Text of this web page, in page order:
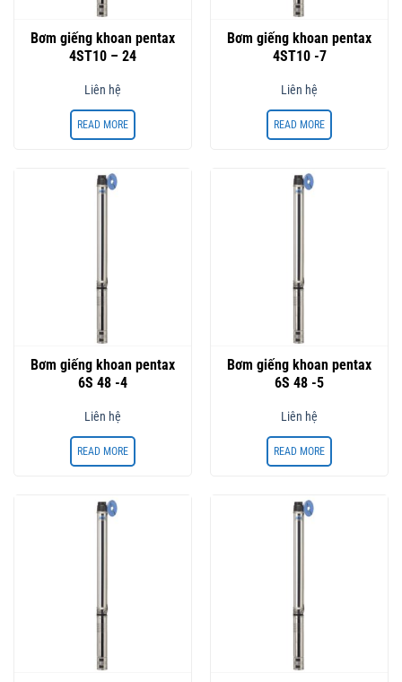
Bơm giếng khoan pentax
4ST10 – 24
Liên hệ
READ MORE
Bơm giếng khoan pentax
4ST10 -7
Liên hệ
READ MORE
Bơm giếng khoan pentax
6S 48 -4
Liên hệ
READ MORE
Bơm giếng khoan pentax
6S 48 -5
Liên hệ
READ MORE